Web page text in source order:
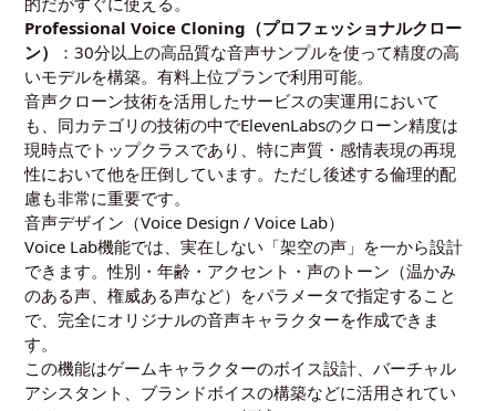
Professional Voice Cloning（プロフェッショナルクロー
ン）
：30分以上の高品質な音声サンプルを使って精度の高
いモデルを構築。有料上位プランで利用可能。
音声クローン技術を活用したサービスの実運用において
も、同カテゴリの技術の中でElevenLabsのクローン精度は
現時点でトップクラスであり、特に声質・感情表現の再現
性において他を圧倒しています。ただし後述する倫理的配
慮も非常に重要です。
音声デザイン（Voice Design / Voice Lab）
Voice Lab機能では、実在しない「架空の声」を一から設計
できます。性別・年齢・アクセント・声のトーン（温かみ
のある声、権威ある声など）をパラメータで指定すること
で、完全にオリジナルの音声キャラクターを作成できま
す。
この機能はゲームキャラクターのボイス設計、バーチャル
アシスタント、ブランドボイスの構築などに活用されてい